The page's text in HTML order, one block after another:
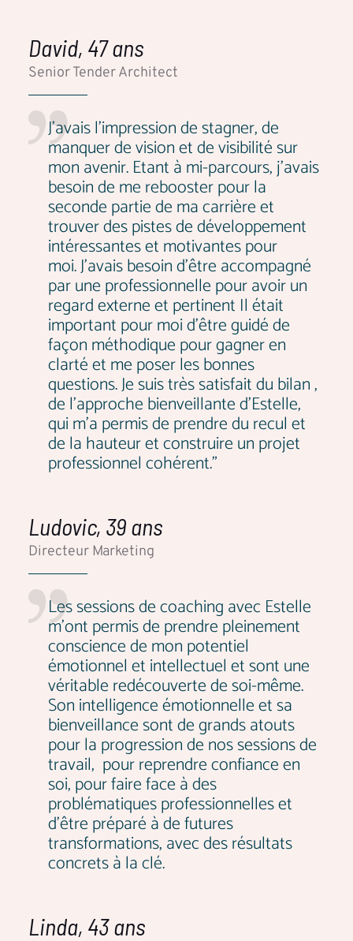
David, 47 ans
Senior Tender Architect
J’avais l’impression de stagner, de
manquer de vision et de visibilité sur
mon avenir. Etant à mi-parcours, j’avais
besoin de me rebooster pour la
seconde partie de ma carrière et
trouver des pistes de développement
intéressantes et motivantes pour
moi. J’avais besoin d’être accompagné
par une professionnelle pour avoir un
regard externe et pertinent Il était
important pour moi d’être guidé de
façon méthodique pour gagner en
clarté et me poser les bonnes
questions. Je suis très satisfait du bilan ,
de l'approche bienveillante d'Estelle,
qui m’a permis de prendre du recul et
de la hauteur et construire un projet
professionnel cohérent."
Ludovic, 39 ans
Directeur Marketing
Les sessions de coaching avec Estelle
m'ont permis de prendre pleinement
conscience de mon potentiel
émotionnel et intellectuel et sont une
véritable redécouverte de soi-même.
Son intelligence émotionnelle et sa
bienveillance sont de grands atouts
pour la progression de nos sessions de
travail, pour reprendre confiance en
soi, pour faire face à des
problématiques professionnelles et
d'être préparé à de futures
transformations, avec des résultats
concrets à la clé.
Linda, 43 ans